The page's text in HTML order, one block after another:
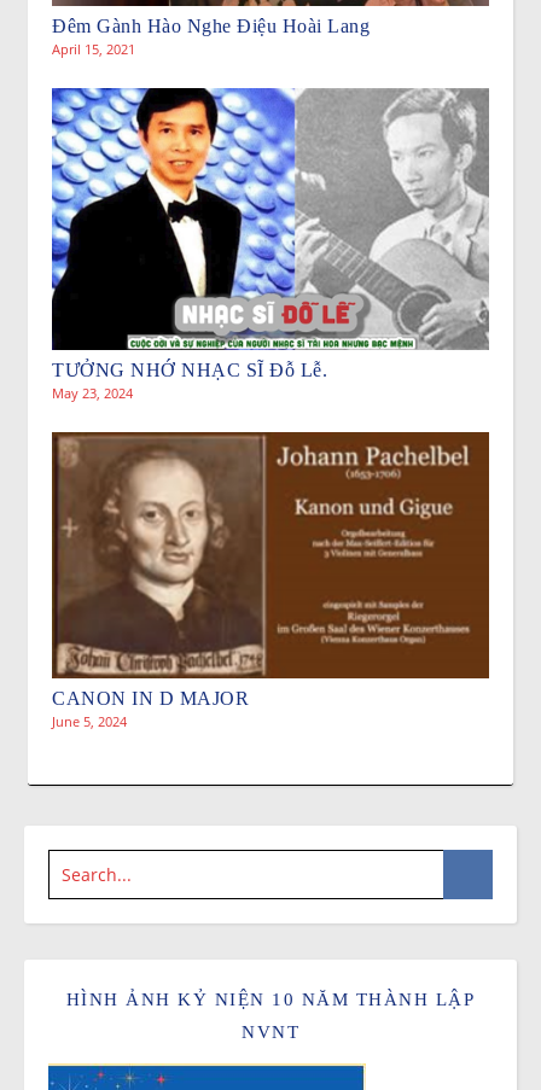
Đêm Gành Hào Nghe Điệu Hoài Lang
April 15, 2021
TƯỞNG NHỚ NHẠC SĨ Đỗ Lễ.
May 23, 2024
CANON IN D MAJOR
June 5, 2024
HÌNH ẢNH KỶ NIỆN 10 NĂM THÀNH LẬP
NVNT